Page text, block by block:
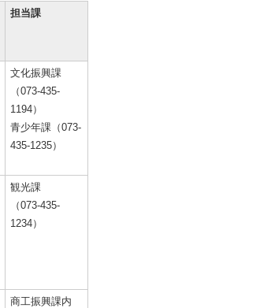
担当課
文化振興課
（073-435-
1194）
青少年課（073-
435-1235）
観光課
（073-435-
1234）
商工振興課内